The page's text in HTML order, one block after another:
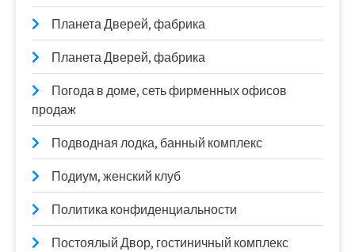
Планета Дверей, фабрика
Планета Дверей, фабрика
Погода в доме, сеть фирменных офисов
продаж
Подводная лодка, банный комплекс
Подиум, женский клуб
Политика конфиденциальности
Постоялый Двор, гостиничный комплекс